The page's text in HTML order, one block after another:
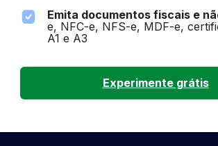
Emita documentos fiscais e
e, NFC-e, NFS-e, MDF-e,
A1 e A3
Experimente grátis